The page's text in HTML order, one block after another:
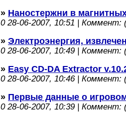
» Наностержни в
028-06-2007, 10:51 | Коммент:
» Электроэнергия,
028-06-2007, 10:49 | Коммент:
» Easy CD-DA Extractor
028-06-2007, 10:46 | Коммент:
» Первые данные о
028-06-2007, 10:39 | Коммент: